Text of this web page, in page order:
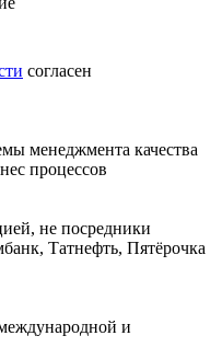
согласен
менеджмента качества
процессов
не посредники
Татнефть, Пятёрочка
и